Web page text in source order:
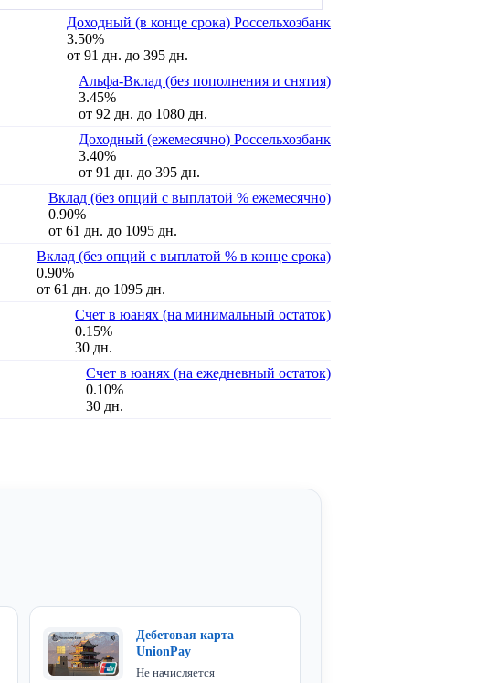
Доходный (в конце срока) Россельхозбанк
3.50%
от 91 дн. до 395 дн.
Альфа-Вклад (без пополнения и снятия)
3.45%
от 92 дн. до 1080 дн.
Доходный (ежемесячно) Россельхозбанк
3.40%
от 91 дн. до 395 дн.
Вклад (без опций с выплатой % ежемесячно)
0.90%
от 61 дн. до 1095 дн.
Вклад (без опций с выплатой % в конце срока)
0.90%
от 61 дн. до 1095 дн.
Счет в юанях (на минимальный остаток)
0.15%
30 дн.
Счет в юанях (на ежедневный остаток)
0.10%
30 дн.
Дебетовая карта
UnionPay
Не начисляется